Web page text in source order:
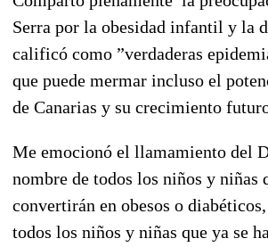
Serra por la obesidad infantil y la
calificó como ”verdaderas
que puede mermar incluso el
de Canarias y su crecimiento
Me emocionó el llamamiento del
nombre de todos los niños y niñas
convertirán en obesos o
todos los niños y niñas que ya se